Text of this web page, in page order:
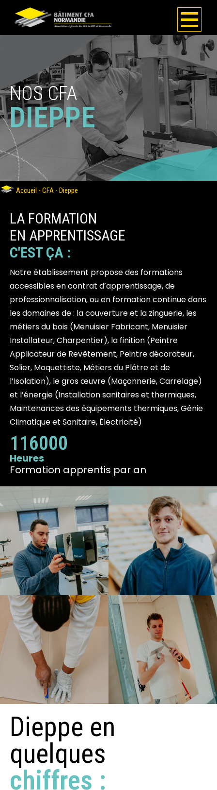
NOS CFA
DIEPPE
Accueil - CFA - Dieppe
LA FORMATION
EN APPRENTISSAGE
C'EST ÇA :
Notre établissement propose des formations
accessibles en contrat d’apprentissage, de
professionnalisation, ou en formation continue dans
les domaines de : la couverture et la zinguerie, les
métiers du bois (Menuisier Fabricant, Menuisier
Installateur, Charpentier), la finition (Peintre
Applicateur de Revêtement, Peintre décorateur,
Solier, Moquettiste, Métiers du Plâtre et de
l’Isolation), le gros œuvre (Maçonnerie, Carrelage)
et l’énergie (Installation sanitaires et thermiques,
Maintenances des équipements thermiques, Génie
Climatique et Sanitaire, Électricité)
116000
Heures
Formation apprentis par an
Dieppe en
quelques
chiffres :